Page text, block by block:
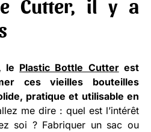
Cutter, il y a
le Plastic Bottle Cutterest
ces vieilles bouteilles
pratique et utilisable en
me dire : quel est l’intérêt
soi ? Fabriquer un sac ou